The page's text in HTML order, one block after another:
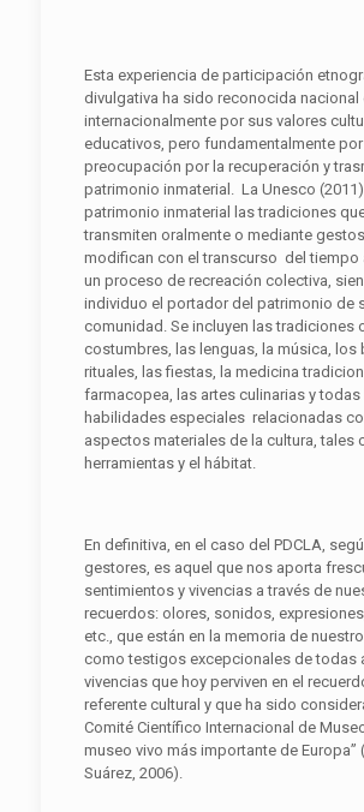
Esta experiencia de participación
divulgativa ha sido reconocida nacional
internacionalmente por sus valores
educativos, pero fundamentalmente
preocupación por la recuperación y
patrimonio inmaterial. La Unesco
patrimonio inmaterial las tradiciones
transmiten oralmente o mediante
modifican con el transcurso del tiempo
un proceso de recreación colectiva,
individuo el portador del patrimonio de
comunidad. Se incluyen las tradiciones
costumbres, las lenguas, la música, los
rituales, las fiestas, la medicina
farmacopea, las artes culinarias y todas
habilidades especiales relacionadas
aspectos materiales de la cultura, tales
herramientas y el hábitat.
En definitiva, en el caso del PDCLA,
gestores, es aquel que nos aporta
sentimientos y vivencias a través de
recuerdos: olores, sonidos,
etc., que están en la memoria de
como testigos excepcionales de todas
vivencias que hoy perviven en el
referente cultural y que ha sido
Comité Científico Internacional de
museo vivo más importante de Europa”
Suárez, 2006).